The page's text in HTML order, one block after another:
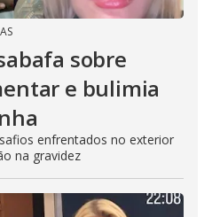
sobre
e bulimia
enfrentados no exterior
na gravidez